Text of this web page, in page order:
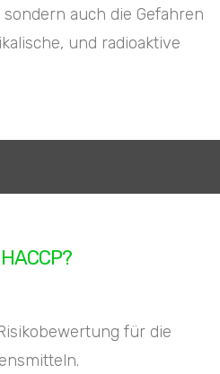
auch die Gefahren
und radioaktive
für die